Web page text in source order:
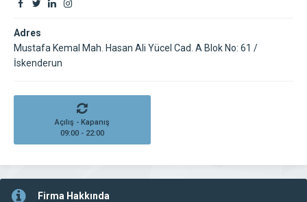
Adres
Mustafa Kemal Mah. Hasan Ali Yücel Cad. A Blok No: 61 /
İskenderun
Açılış - Kapanış
09:00 - 22:00
Firma Hakkında